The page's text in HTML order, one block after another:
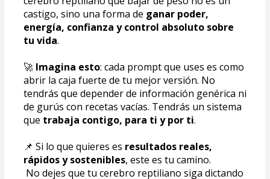
castigo, sino una forma de ganar poder,
energía, confianza y control absoluto sobre
tu vida.
🚀 Imagina esto: cada prompt que uses es como
abrir la caja fuerte de tu mejor versión. No
tendrás que depender de información genérica ni
de gurús con recetas vacías. Tendrás un sistema
que trabaja contigo, para ti y por ti.
📌 Si lo que quieres es resultados reales,
rápidos y sostenibles, este es tu camino.